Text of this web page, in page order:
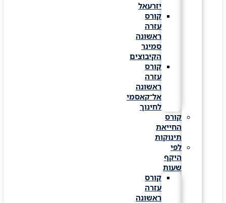
יזרעאל
קורס
עזרה
ראשונה
סמינר
הקיבוצים
קורס
עזרה
ראשונה
אל־קאסמי
לחינוך
קורס
החייאת
תינוקות
לפי
היקף
שעות
קורס
עזרה
ראשונה